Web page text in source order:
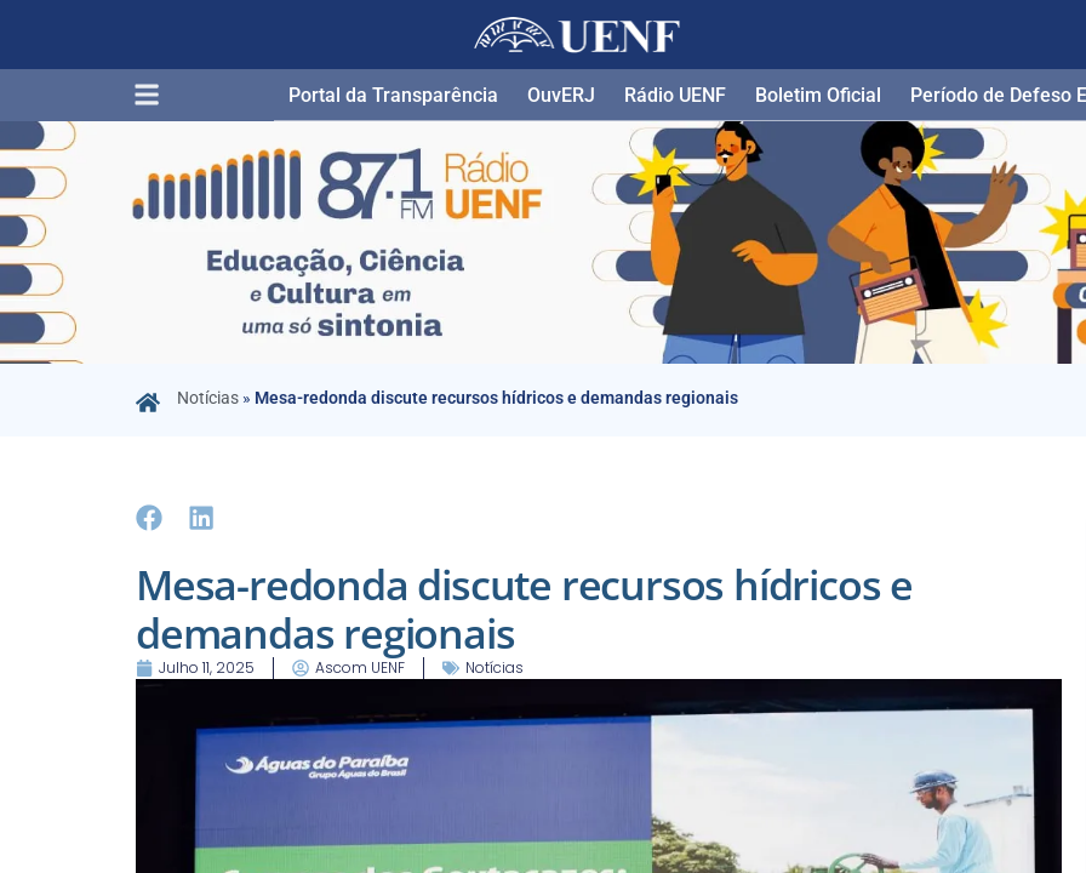
Portal da Transparência​ OuvERJ Rádio UENF Boletim Oficial Período de Defeso
Notícias » Mesa-redonda discute recursos hídricos e demandas regionais
Mesa-redonda discute recursos hídricos e
demandas regionais
Julho 11, 2025 Ascom UENF Notícias